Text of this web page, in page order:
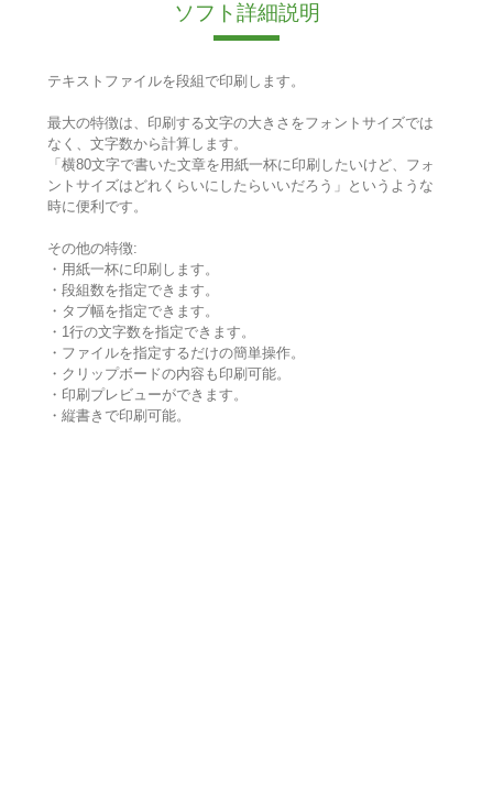
ソフト詳細説明
テキストファイルを段組で印刷します。
最大の特徴は、印刷する文字の大きさをフォントサイズでは
なく、文字数から計算します。
「横80文字で書いた文章を用紙一杯に印刷したいけど、フォ
ントサイズはどれくらいにしたらいいだろう」というような
時に便利です。
その他の特徴:
・用紙一杯に印刷します。
・段組数を指定できます。
・タブ幅を指定できます。
・1行の文字数を指定できます。
・ファイルを指定するだけの簡単操作。
・クリップボードの内容も印刷可能。
・印刷プレビューができます。
・縦書きで印刷可能。